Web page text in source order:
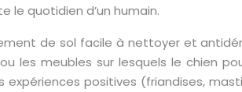
le quotidien d’un humain.
de sol facile à nettoyer et
les meubles sur lesquels le chien
expériences positives (friandises,